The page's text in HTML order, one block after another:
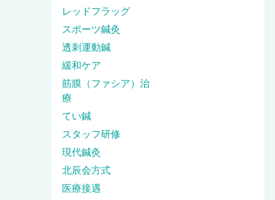
レッドフラッグ
スポーツ鍼灸
透刺運動鍼
緩和ケア
筋膜（ファシア）治
療
てい鍼
スタッフ研修
現代鍼灸
北辰会方式
医療接遇